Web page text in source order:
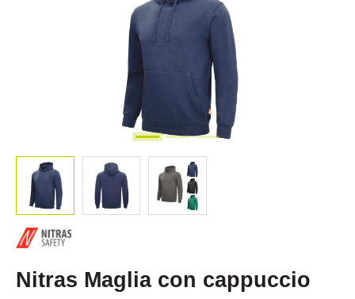
Nitras Maglia con cappuccio